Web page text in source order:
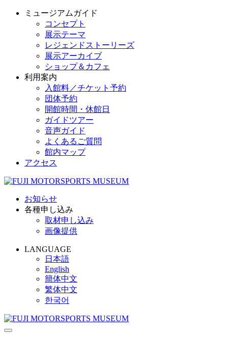
ミュージアムガイド
コンセプト
展示テーマ
レジェンドストーリーズ
展示アーカイブ
ショップ＆カフェ
利用案内
入館料／チケット予約
団体予約
開館時間・休館日
ガイドツアー
音声ガイド
よくあるご質問
館内マップ
アクセス
お知らせ
各種申し込み
取材申し込み
画像提供
LANGUAGE
日本語
English
簡体中文
繁体中文
한국어